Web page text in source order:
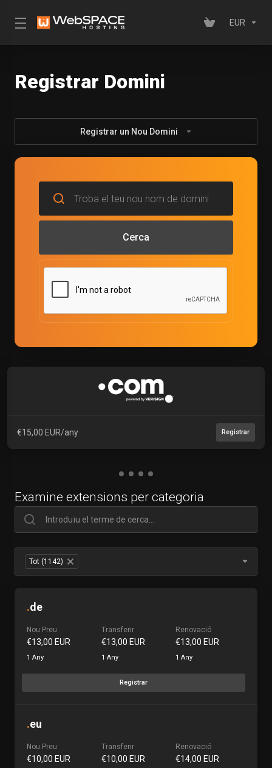
EUR
Registrar Domini
Registrar un Nou Domini
Cerca
€15,00 EUR/any Registrar
Examine extensions per categoria
Table Filter
Tot (1142) ×
.de
Nou Preu
€13,00 EUR
1 Any
Transferir
€13,00 EUR
1 Any
Renovació
€13,00 EUR
1 Any
Registrar
.eu
Nou Preu
€10,00 EUR
Transferir
€10,00 EUR
Renovació
€14,00 EUR